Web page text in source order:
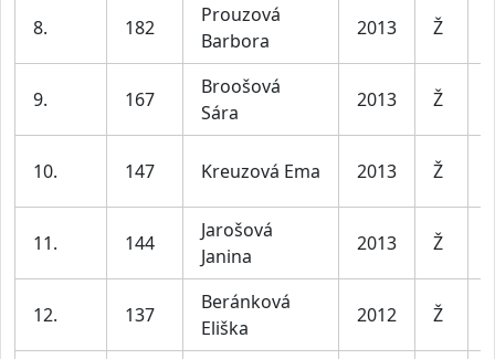
8. 182
Prouzová
Barbora
2013 Ž
9. 167
Broošová
Sára
2013 Ž
10. 147 Kreuzová Ema 2013 Ž
11. 144
Jarošová
Janina
2013 Ž
12. 137
Beránková
Eliška
2012 Ž